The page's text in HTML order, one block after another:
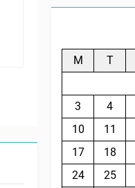
M T
3
4
10
11
17
18
24
25